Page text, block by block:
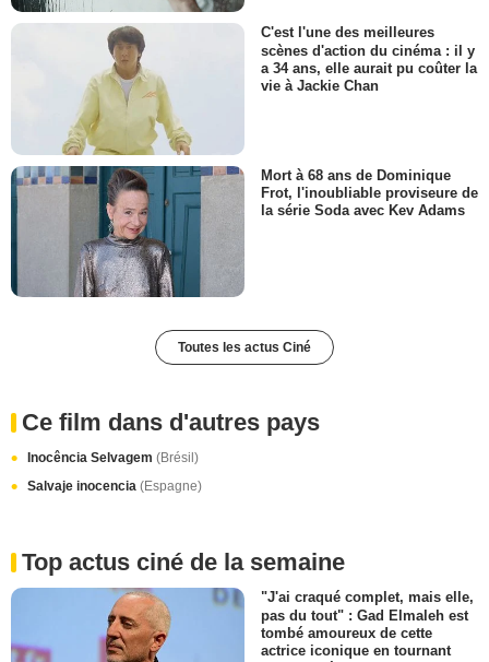
C'est l'une des meilleures
scènes d'action du cinéma : il y
a 34 ans, elle aurait pu coûter la
vie à Jackie Chan
Mort à 68 ans de Dominique
Frot, l'inoubliable proviseure de
la série Soda avec Kev Adams
Toutes les actus Ciné
Ce film dans d'autres pays
Inocência Selvagem (Brésil)
Salvaje inocencia (Espagne)
Top actus ciné de la semaine
"J'ai craqué complet, mais elle,
pas du tout" : Gad Elmaleh est
tombé amoureux de cette
actrice iconique en tournant